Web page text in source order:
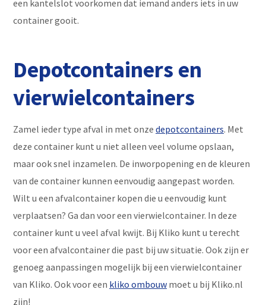
een kantelslot voorkomen dat iemand anders iets in uw
container gooit.
Depotcontainers en
vierwielcontainers
Zamel ieder type afval in met onze depotcontainers. Met
deze container kunt u niet alleen veel volume opslaan,
maar ook snel inzamelen. De inworpopening en de kleuren
van de container kunnen eenvoudig aangepast worden.
Wilt u een afvalcontainer kopen die u eenvoudig kunt
verplaatsen? Ga dan voor een vierwielcontainer. In deze
container kunt u veel afval kwijt. Bij Kliko kunt u terecht
voor een afvalcontainer die past bij uw situatie. Ook zijn er
genoeg aanpassingen mogelijk bij een vierwielcontainer
van Kliko. Ook voor een kliko ombouw moet u bij Kliko.nl
zijn!